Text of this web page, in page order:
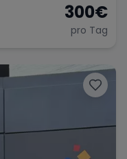
300€
pro Tag